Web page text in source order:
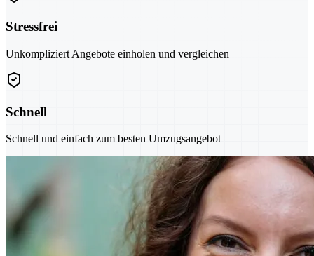
Stressfrei
Unkompliziert Angebote einholen und vergleichen
Schnell
Schnell und einfach zum besten Umzugsangebot